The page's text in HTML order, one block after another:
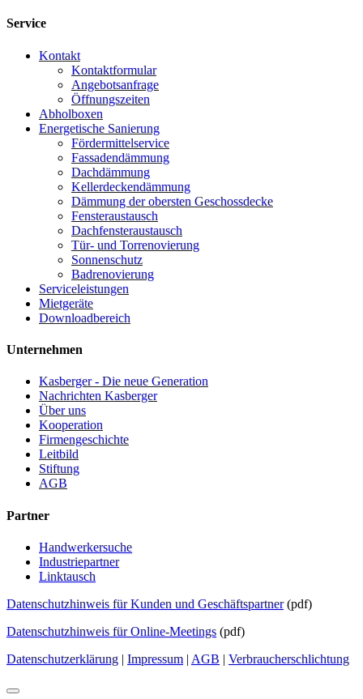
Service
Kontakt
Kontaktformular
Angebotsanfrage
Öffnungszeiten
Abholboxen
Energetische Sanierung
Fördermittelservice
Fassadendämmung
Dachdämmung
Kellerdeckendämmung
Dämmung der obersten Geschossdecke
Fensteraustausch
Dachfensteraustausch
Tür- und Torrenovierung
Sonnenschutz
Badrenovierung
Serviceleistungen
Mietgeräte
Downloadbereich
Unternehmen
Kasberger - Die neue Generation
Nachrichten Kasberger
Über uns
Kooperation
Firmengeschichte
Leitbild
Stiftung
AGB
Partner
Handwerkersuche
Industriepartner
Linktausch
Datenschutzhinweis für Kunden und Geschäftspartner(pdf)
Datenschutzhinweis für Online-Meetings (pdf)
Datenschutzerklärung | Impressum | AGB | Verbraucherschlichtung